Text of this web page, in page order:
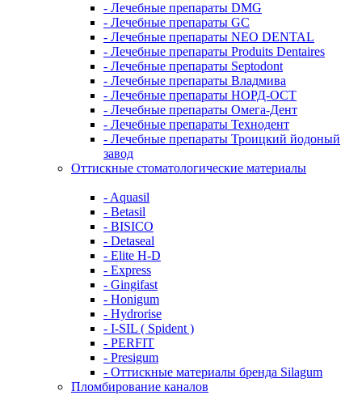
- Лечебные препараты DMG
- Лечебные препараты GC
- Лечебные препараты NEO DENTAL
- Лечебные препараты Produits Dentaires
- Лечебные препараты Septodont
- Лечебные препараты Владмива
- Лечебные препараты НОРД-ОСТ
- Лечебные препараты Омега-Дент
- Лечебные препараты Технодент
- Лечебные препараты Троицкий йодоный
завод
Оттискные стоматологические материалы
- Aquasil
- Betasil
- BISICO
- Detaseal
- Elite H-D
- Express
- Gingifast
- Honigum
- Hydrorise
- I-SIL ( Spident )
- PERFIT
- Presigum
- Оттискные материалы бренда Silagum
Пломбирование каналов